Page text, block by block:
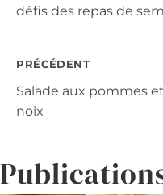
défis des repas de
Navigation
de
l’article
PRÉCÉDENT
Salade aux pommes et
noix